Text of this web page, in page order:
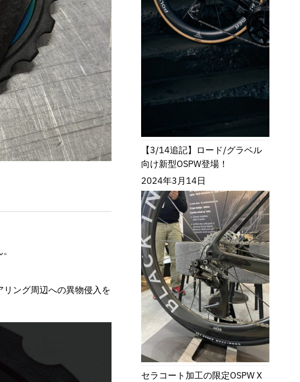
ング周辺への異物侵入を
【3/14追記】ロード/グラベル
向け新型OSPW登場！
2024年3月14日
セラコート加工の限定OSPW X